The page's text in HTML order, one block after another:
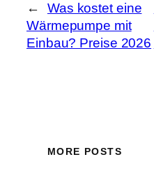
←
Was kostet eine
Wärmepumpe mit
Einbau? Preise 2026
MORE POSTS